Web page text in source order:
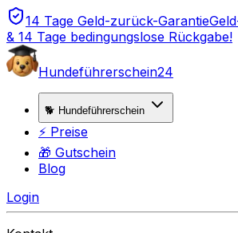
14 Tage Geld-zurück-Garantie
& 14 Tage bedingungslose Rückgabe!
Hundeführerschein24
🐕 Hundeführerschein
⚡ Preise
🎁 Gutschein
Blog
Login